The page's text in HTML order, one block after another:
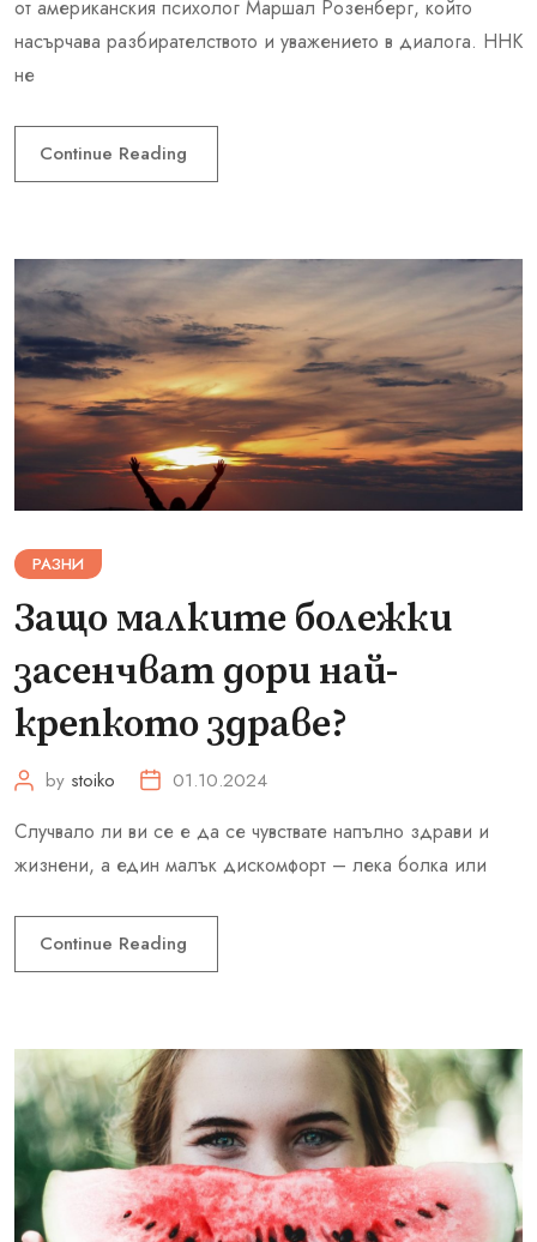
от американския психолог Маршал Розенберг, който
насърчава разбирателството и уважението в диалога. ННК
не
Continue Reading
РАЗНИ
Защо малките болежки
засенчват дори най-
крепкото здраве?
by stoiko 01.10.2024
Случвало ли ви се е да се чувствате напълно здрави и
жизнени, а един малък дискомфорт – лека болка или
Continue Reading